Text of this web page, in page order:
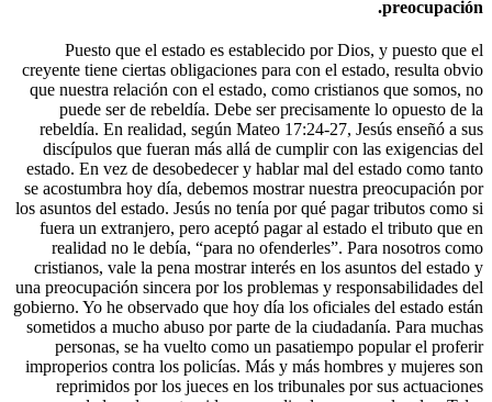
Puesto que el estado es establecido
creyente tiene ciertas obligaciones para
que nuestra relación con el estado, como
puede ser de rebeldía. Debe ser
rebeldía. En realidad, según Mateo
discípulos que fueran más allá de
estado. En vez de desobedecer y hablar
se acostumbra hoy día, debemos mostrar
los asuntos del estado. Jesús no tenía por
fuera un extranjero, pero aceptó pagar al
realidad no le debía, “para no
cristianos, vale la pena mostrar interés en
una preocupación sincera por los problemas
gobierno. Yo he observado que hoy día los
sometidos a mucho abuso por parte de la
personas, se ha vuelto como un
improperios contra los policías. Más y más
reprimidos por los jueces en los